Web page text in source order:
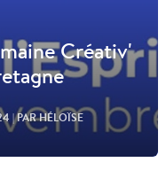
Créativ'
| PAR HÉLOÏSE